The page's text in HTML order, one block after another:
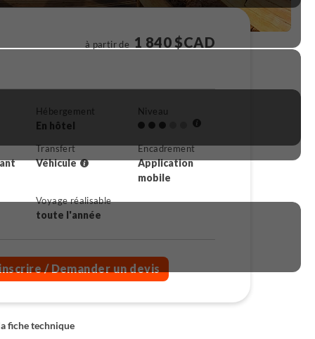
à partir de 1 840 $CAD
Hébergement
En hôtel
Niveau
Transfert
Véhicule
Encadrement
Application
mobile
Voyage réalisable
toute l'année
/ Demander un devis
fiche technique